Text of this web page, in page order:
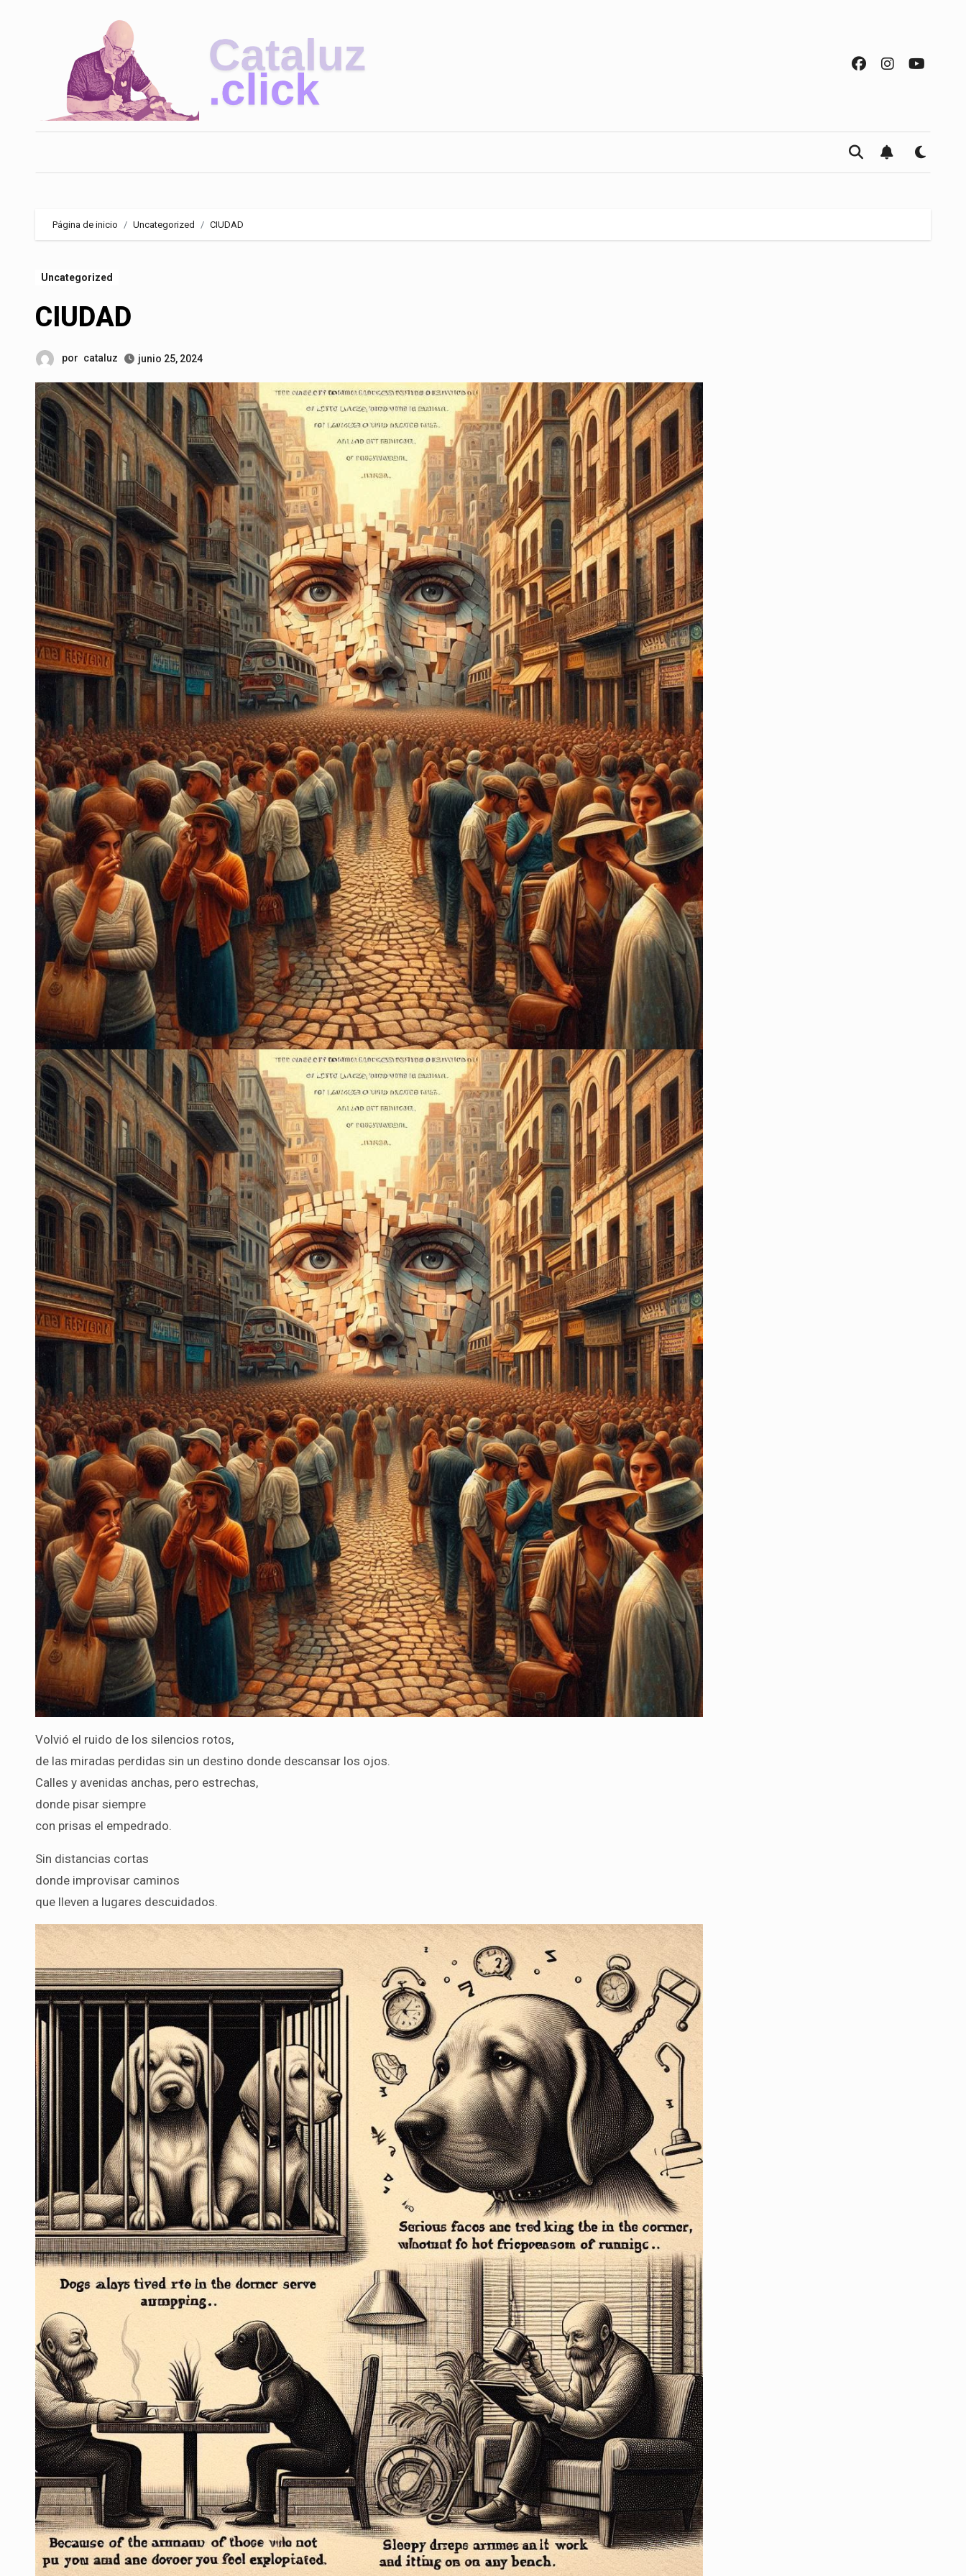
Página de inicio Uncategorized CIUDAD
Uncategorized
CIUDAD
por cataluz junio 25, 2024
Volvió el ruido de los silencios rotos,
de las miradas perdidas sin un destino donde descansar los ojos.
Calles y avenidas anchas, pero estrechas,
donde pisar siempre
con prisas el empedrado.
Sin distancias cortas
donde improvisar caminos
que lleven a lugares descuidados.